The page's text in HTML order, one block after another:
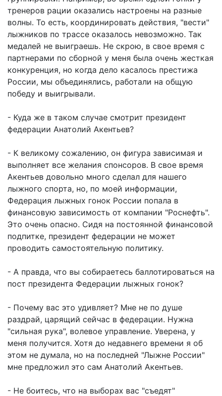
тренеров рации оказались настроены на разные
волны. То есть, координировать действия, "вести"
лыжников по трассе оказалось невозможно. Так
медалей не выиграешь. Не скрою, в свое время с
партнерами по сборной у меня была очень жесткая
конкуренция, но когда дело касалось престижа
России, мы объединялись, работали на общую
победу и выигрывали.
- Куда же в таком случае смотрит президент
федерации Анатолий Акентьев?
- К великому сожалению, он фигура зависимая и
выполняет все желания спонсоров. В свое время
Акентьев довольно много сделал для нашего
лыжного спорта, но, по моей информации,
Федерация лыжных гонок России попала в
финансовую зависимость от компании "Роснефть".
Это очень опасно. Сидя на постоянной финансовой
подпитке, президент федерации не может
проводить самостоятельную политику.
- А правда, что вы собираетесь баллотироваться на
пост президента Федерации лыжных гонок?
- Почему вас это удивляет? Мне не по душе
раздрай, царящий сейчас в федерации. Нужна
"сильная рука", волевое управление. Уверена, у
меня получится. Хотя до недавнего времени я об
этом не думала, но на последней "Лыжне России"
мне предложил это сам Анатолий Акентьев.
- Не боитесь, что на выборах вас "съедят"